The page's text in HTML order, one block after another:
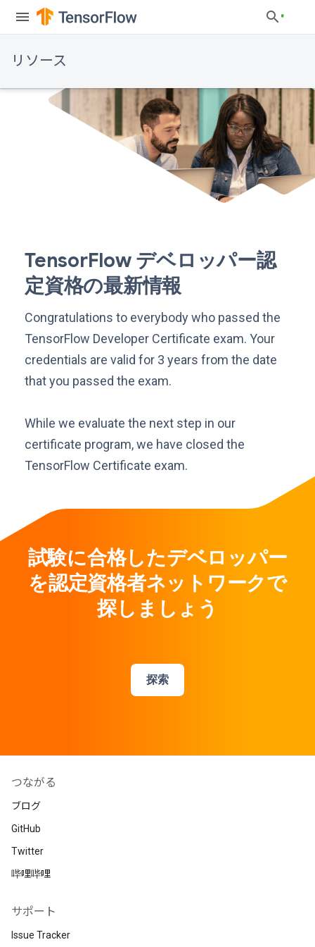
リソース
TensorFlow デベロッパー認
定資格の最新情報
Congratulations to everybody who passed the
TensorFlow Developer Certificate exam. Your
credentials are valid for 3 years from the date
that you passed the exam.
While we evaluate the next step in our
certificate program, we have closed the
TensorFlow Certificate exam.
試験に合格したデベロッパー
を認定資格者ネットワークで
探しましょう
探索
つながる
ブログ
GitHub
Twitter
哔哩哔哩
サポート
Issue Tracker